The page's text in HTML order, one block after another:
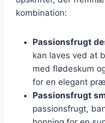
kombination:
Passionsfrugt
kan laves ved at
med flødeskum
for en elegant
Passionsfrugt
passionsfrugt,